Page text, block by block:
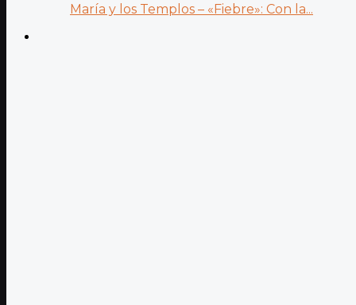
María y los Templos – «Fiebre»: Con la...